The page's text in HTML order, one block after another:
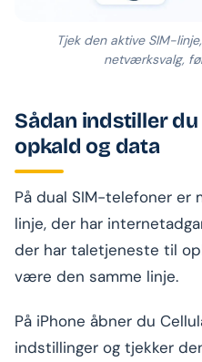
Tjek den aktive SIM-
netværksvalg,
Sådan indstiller
opkald og data
På dual SIM-telefoner er
linje, der har
der har taletjeneste til
være den samme linje.
På iPhone åbner du
indstillinger og tjekker